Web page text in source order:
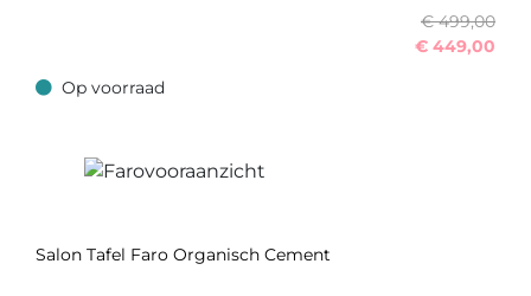
€ 499,00
€ 449,00
Op voorraad
Op voorraad
Salon Tafel Faro Organisch Cement